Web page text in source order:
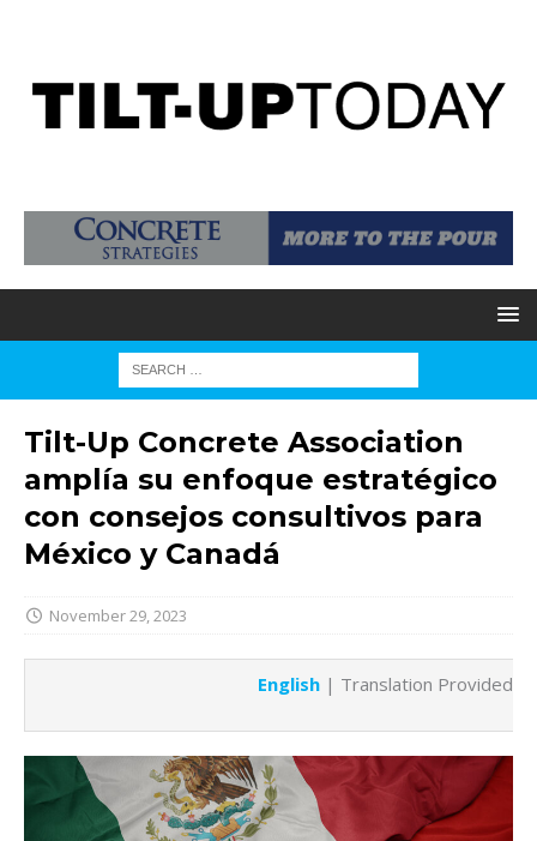
Tilt-Up Concrete Association
amplía su enfoque estratégico
con consejos consultivos para
México y Canadá
November 29, 2023
English | Translation Provided